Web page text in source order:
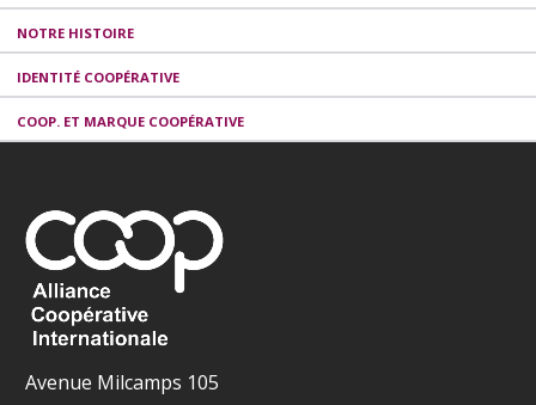
NOTRE HISTOIRE
IDENTITÉ COOPÉRATIVE
COOP. ET MARQUE COOPÉRATIVE
Avenue Milcamps 105